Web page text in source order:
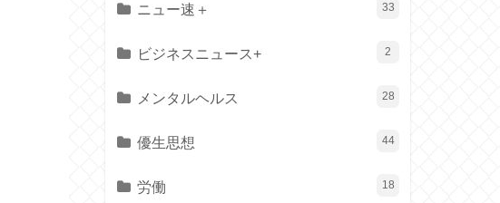
ニュー速＋ 33
ビジネスニュース+ 2
メンタルヘルス 28
優生思想 44
労働 18